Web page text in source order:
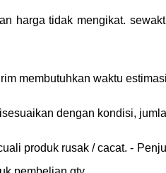
harga tidak mengikat.
membutuhkan waktu
dengan kondisi,
produk rusak / cacat. -